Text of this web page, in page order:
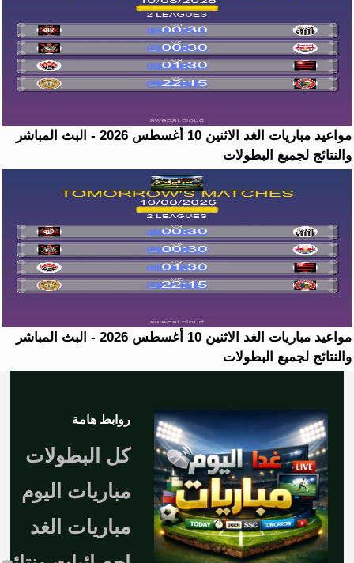
مواعيد مباريات الغد الاثنين 10 أغسطس 2026 - البث المباشر
والنتائج لجميع البطولات
مواعيد مباريات الغد الاثنين 10 أغسطس 2026 - البث المباشر
والنتائج لجميع البطولات
روابط هامة
كل البطولات
مباريات اليوم
مباريات الغد